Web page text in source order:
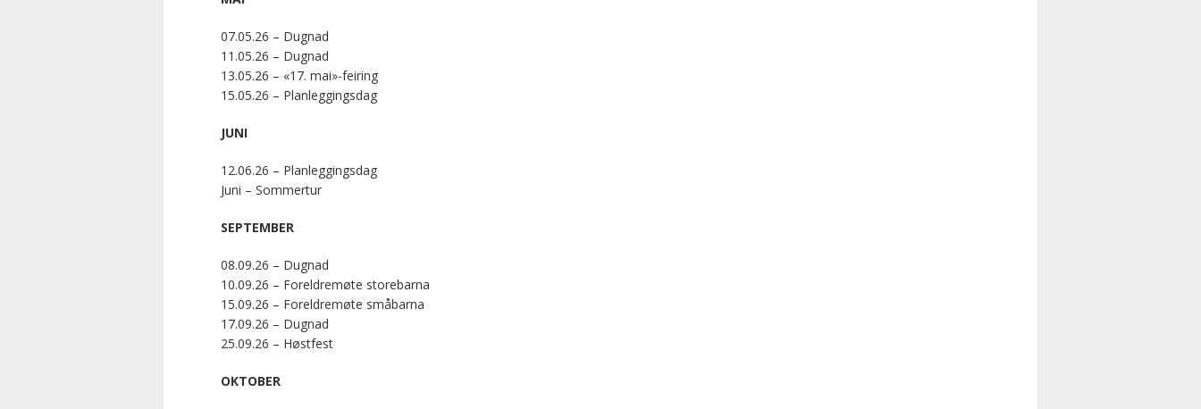
07.05.26 – Dugnad
11.05.26 – Dugnad
13.05.26 – «17. mai»-feiring
15.05.26 – Planleggingsdag
JUNI
12.06.26 – Planleggingsdag
Juni – Sommertur
SEPTEMBER
08.09.26 – Dugnad
10.09.26 – Foreldremøte storebarna
15.09.26 – Foreldremøte småbarna
17.09.26 – Dugnad
25.09.26 – Høstfest
OKTOBER